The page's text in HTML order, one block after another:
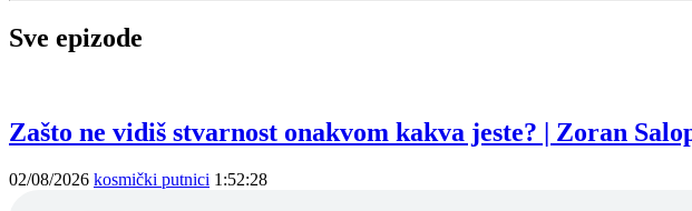
Sve epizode
Zašto ne vidiš stvarnost onakvom kakva jeste? | Zoran
02/08/2026 kosmički putnici 1:52:28